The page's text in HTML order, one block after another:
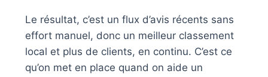
Le résultat, c’est un flux d’avis récents sans
effort manuel, donc un meilleur classement
local et plus de clients, en continu. C’est ce
qu’on met en place quand on aide un